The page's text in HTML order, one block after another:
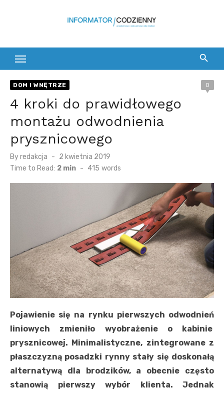
DOM I WNĘTRZE 0
4 kroki do prawidłowego
montażu odwodnienia
prysznicowego
Byredakcja
Posted
on
2 kwietnia 2019
Time to Read: 2 min - 415 words
Pojawienie się na rynku pierwszych odwodnień
liniowych zmieniło wyobrażenie o kabinie
prysznicowej. Minimalistyczne, zintegrowane z
płaszczyzną posadzki rynny stały się doskonałą
alternatywą dla brodzików, a obecnie często
stanowią pierwszy wybór klienta. Jednak